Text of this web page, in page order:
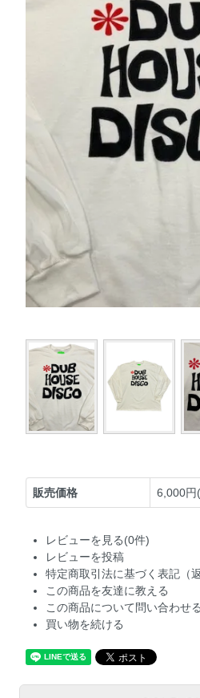
販売価格 6,000円
レビューを見る(0件)
レビューを投稿
特定商取引法に基づく表記（返
この商品を友達に教える
この商品について問い合わせる
買い物を続ける